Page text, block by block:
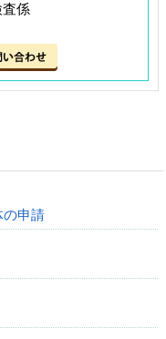
査係
の申請